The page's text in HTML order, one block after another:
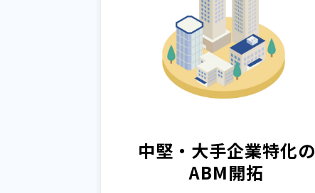
中堅・大手企業特化の
ABM開拓